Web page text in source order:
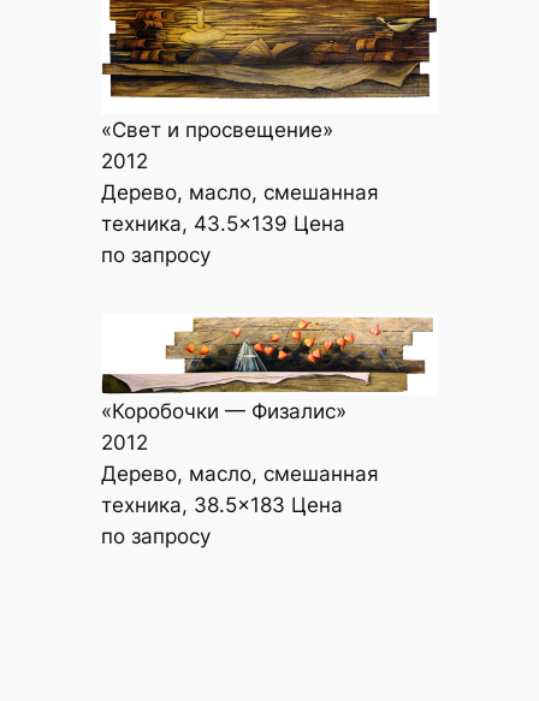
«Свет и просвещение»
2012
Дерево, масло, смешанная
техника, 43.5×139 Цена
по запросу
«Коробочки — Физалис»
2012
Дерево, масло, смешанная
техника, 38.5×183 Цена
по запросу